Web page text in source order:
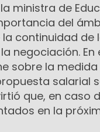
ministra de
del
continuidad de
negociación.
sobre la
salarial
que, en caso
en la